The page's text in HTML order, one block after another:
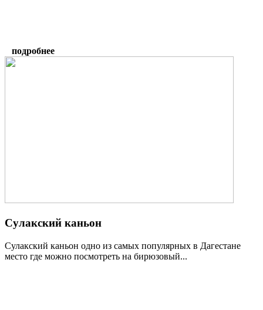
подробнее
Сулакский каньон
Сулакский каньон одно из самых популярных в Дагестане
место где можно посмотреть на бирюзовый...